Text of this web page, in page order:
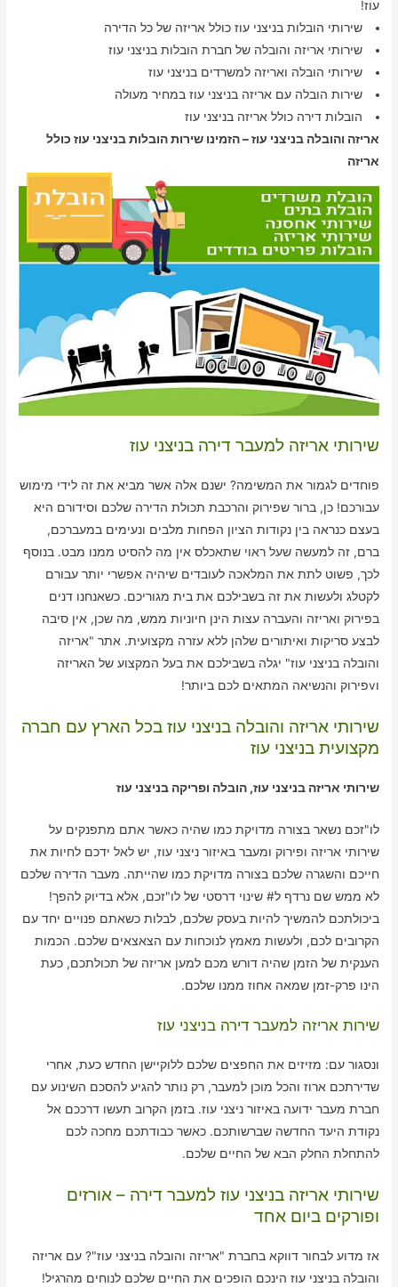
עוז!
שירותי הובלות בניצני עוז כולל אריזה של כל הדירה
שירותי אריזה והובלה של חברת הובלות בניצני עוז
שירותי הובלה ואריזה למשרדים בניצני עוז
שירות הובלה עם אריזה בניצני עוז במחיר מעולה
הובלות דירה כולל אריזה בניצני עוז
אריזה והובלה בניצני עוז – הזמינו שירות הובלות בניצני עוז כולל
אריזה
שירותי אריזה למעבר דירה בניצני עוז
פוחדים לגמור את המשימה? ישנם אלה אשר מביא את זה לידי מימוש
עבורכם! כן, ברור שפירוק והרכבת תכולת הדירה שלכם וסידורם היא
בעצם כנראה בין נקודות הציון הפחות מלבים ונעימים במעברכם,
ברם, זה למעשה שעל ראוי שתאכלס אין מה להסיט ממנו מבט. בנוסף
לכך, פשוט לתת את המלאכה לעובדים שיהיה אפשרי יותר עבורם
לקטלג ולעשות את זה בשבילכם את בית מגוריכם. כשאנחנו דנים
בפירוק ואריזה והעברה עצות הינן חיוניות ממש, מה שכן, אין סיבה
לבצע סריקות ואיתורים שלהן ללא עזרה מקצועית. אתר "אריזה
והובלה בניצני עוז" יגלה בשבילכם את בעל המקצוע של האריזה
וvפירוק והנשיאה המתאים לכם ביותר!
שירותי אריזה והובלה בניצני עוז בכל הארץ עם חברה
מקצועית בניצני עוז
שירותי אריזה בניצני עוז, הובלה ופריקה בניצני עוז
לו"זכם נשאר בצורה מדויקת כמו שהיה כאשר אתם מתפנקים על
שירותי אריזה ופירוק ומעבר באיזור ניצני עוז, יש לאל ידכם לחיות את
חייכם והשגרה שלכם בצורה מדויקת כמו שהייתה. מעבר הדירה שלכם
לא ממש שם נרדף ל# שינוי דרסטי של לו"זכם, אלא בדיוק להפך!
ביכולתכם להמשיך להיות בעסק שלכם, לבלות כשאתם פנויים יחד עם
הקרובים לכם, ולעשות מאמץ לנוכחות עם הצאצאים שלכם. הכמות
הענקית של הזמן שהיה דורש מכם למען אריזה של תכולתכם, כעת
הינו פרק-זמן שמאה אחוז ממנו שלכם.
שירות אריזה למעבר דירה בניצני עוז
ונסגור עם: מזיזים את החפצים שלכם ללוקיישן החדש כעת, אחרי
שדירתכם ארוז והכל מוכן למעבר, רק נותר להגיע להסכם השינוע עם
חברת מעבר ידועה באיזור ניצני עוז. בזמן הקרוב תעשו דרככם אל
נקודת היעד החדשה שברשותכם. כאשר כבודתכם מחכה לכם
להתחלת החלק הבא של החיים שלכם.
שירותי אריזה בניצני עוז למעבר דירה – אורזים
ופורקים ביום אחד
אז מדוע לבחור דווקא בחברת "אריזה והובלה בניצני עוז"? עם אריזה
והובלה בניצני עוז הינכם הופכים את החיים שלכם לנוחים מהרגיל!